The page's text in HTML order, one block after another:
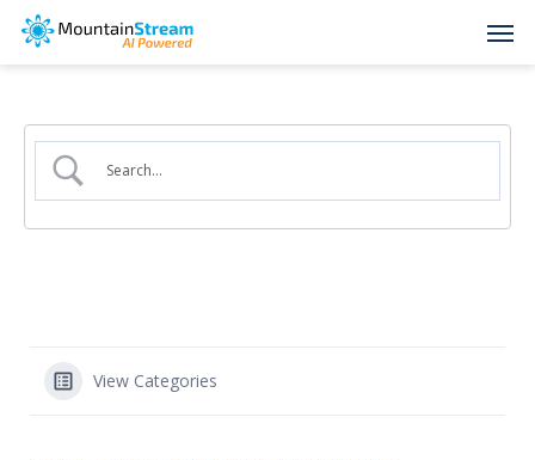
Skip
content
View Categories